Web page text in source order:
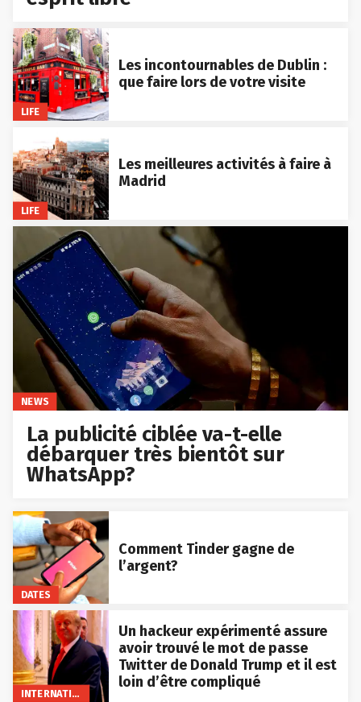
LIFE
Les incontournables de Dublin :
que faire lors de votre visite
LIFE
Les meilleures activités à faire à
Madrid
NEWS
La publicité ciblée va-t-elle
débarquer très bientôt sur
WhatsApp?
DATES
Comment Tinder gagne de
l’argent?
INTERNATIONAL
Un hackeur expérimenté assure
avoir trouvé le mot de passe
Twitter de Donald Trump et il est
loin d’être compliqué